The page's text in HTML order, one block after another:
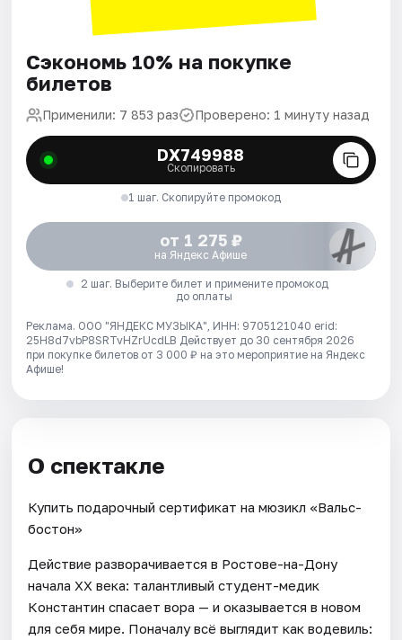
Сэкономь 10% на покупке
билетов
Применили: 7 853 раз Проверено: 1 минуту назад
DX749988
Скопировать
1 шаг. Скопируйте промокод
от 1 275 ₽
на Яндекс Афише
2 шаг. Выберите билет и примените промокод
до оплаты
Реклама. ООО "ЯНДЕКС МУЗЫКА", ИНН: 9705121040 erid:
25H8d7vbP8SRTvHZrUcdLB Действует до 30 сентября 2026
при покупке билетов от 3 000 ₽ на это мероприятие на Яндекс
Афише!
О спектакле
Купить подарочный сертификат на мюзикл «Вальс-
бостон»
Действие разворачивается в Ростове-на-Дону
начала XX века: талантливый студент-медик
Константин спасает вора — и оказывается в новом
для себя мире. Поначалу всё выглядит как водевиль: